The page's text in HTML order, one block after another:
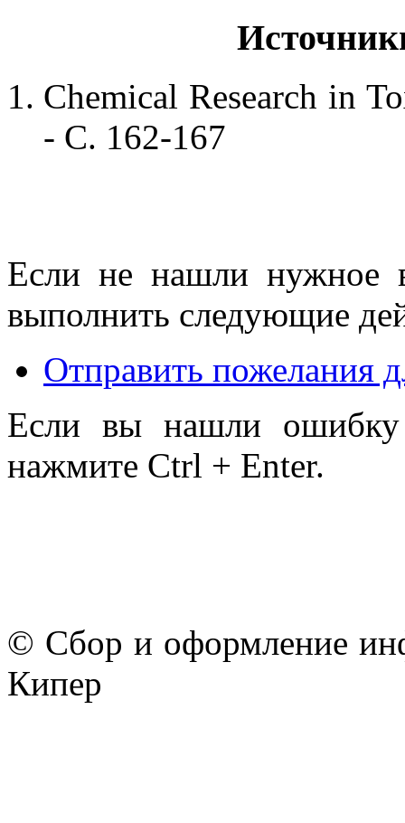
Chemical Research in
- С. 162-167
Если не нашли нужное
выполнить следующие
Отправить пожелания
Если вы нашли ошибку
нажмите Ctrl + Enter.
© Сбор и оформление
Кипер